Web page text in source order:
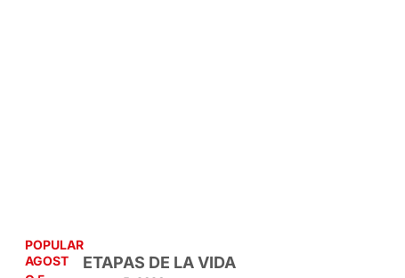
POPULAR
AGOST
ETAPAS DE LA VIDA